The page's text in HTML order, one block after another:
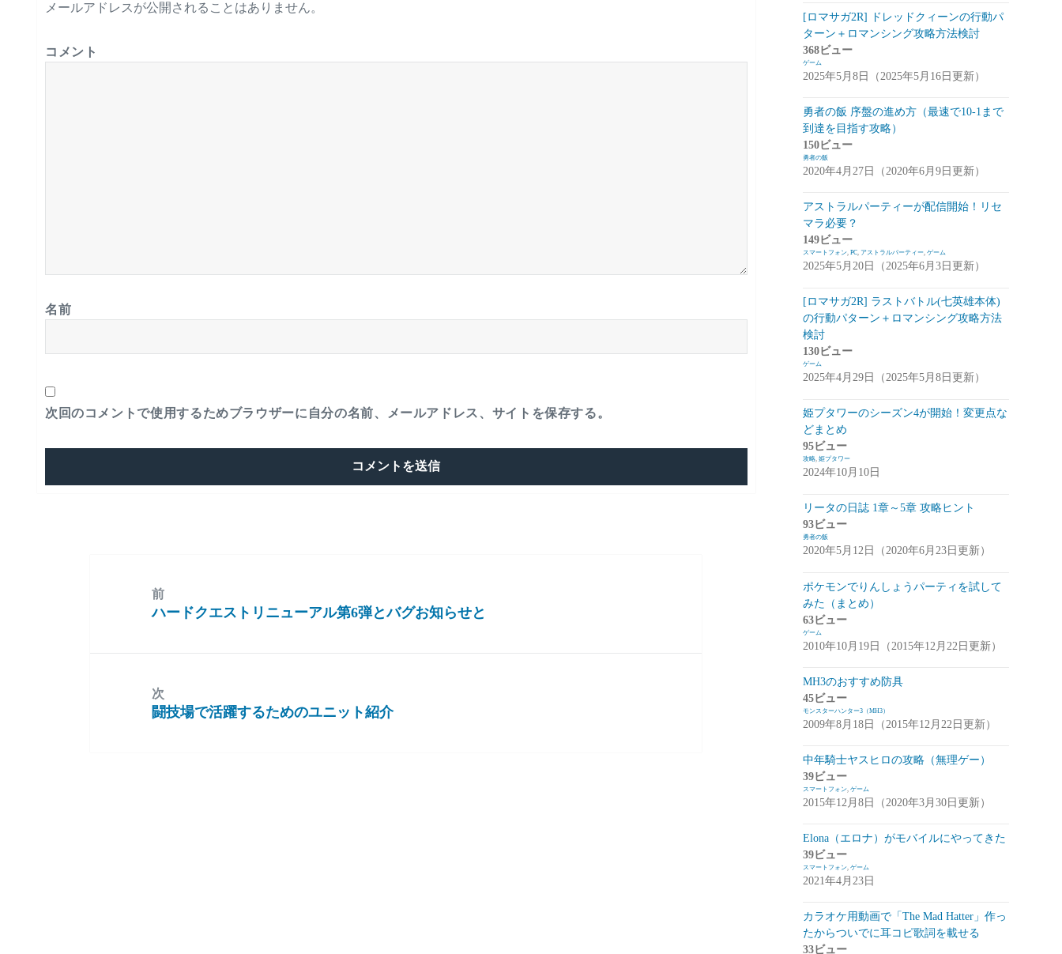
メールアドレスが公開されることはありません。
コメント
名前
次回のコメントで使用するためブラウザーに自分の名前、メールアドレス、サイトを保存する。
前
前
稿:
ハードクエストリニューアル第6弾とバグお知らせと
次
次
闘技場で活躍するためのユニット紹介
コンパイル (9)
姫プタワー
攻略 (9)
雑談・感想(2)
リーグ・オブ・ワンダーランド(リグワ
ン)(20)
攻略 (14)
雑談(14)
崩落のCARNEADES(ホウカル)(15)
Zold:Out~鍛冶屋の物語(ゾルカジ) (13)
攻略情報 (5)
雑談(7)
拡張少女系トライナリー(トライナリー)
勇者の飯 (14)
ボーダーブレイク
アスタータタリクス(アスタタ)
イベント事前情報(16)
攻略情報
サクライグノラムス(サクムス)(2)
アプデ・イベント情報
雑談(1)
メビウスファイナルファンタジー(メビウ
スFF) (157)
ジョブステータス
カオスの魔窟 (5)
テイルズウィーバー：SecondRun(TWSR)
(10)
雑談
[ロマサガ2R] ドレッドクィーンの行動パ
ターン＋ロマンシング攻略方法検討
368ビュー
ゲーム
2025年5月8日（2025年5月16日更新）
勇者の飯 序盤の進め方（最速で10-1まで
到達を目指す攻略）
150ビュー
勇者の飯
2020年4月27日（2020年6月9日更新）
アストラルパーティーが配信開始！リセ
マラ必要？
149ビュー
スマートフォン, PC, アストラルパーティー, ゲーム
2025年5月20日（2025年6月3日更新）
[ロマサガ2R] ラストバトル(七英雄本体)
の行動パターン＋ロマンシング攻略方法
検討
130ビュー
ゲーム
2025年4月29日（2025年5月8日更新）
姫プタワーのシーズン4が開始！変更点な
どまとめ
95ビュー
攻略, 姫プタワー
2024年10月10日
リータの日誌 1章～5章 攻略ヒント
93ビュー
勇者の飯
2020年5月12日（2020年6月23日更新）
ポケモンでりんしょうパーティを試して
みた（まとめ）
63ビュー
ゲーム
2010年10月19日（2015年12月22日更新）
MH3のおすすめ防具
45ビュー
モンスターハンター3（MH3）
2009年8月18日（2015年12月22日更新）
中年騎士ヤスヒロの攻略（無理ゲー）
39ビュー
スマートフォン, ゲーム
2015年12月8日（2020年3月30日更新）
Elona（エロナ）がモバイルにやってきた
39ビュー
スマートフォン, ゲーム
2021年4月23日
カラオケ用動画で「The Mad Hatter」作っ
たからついでに耳コピ歌詞を載せる
33ビュー